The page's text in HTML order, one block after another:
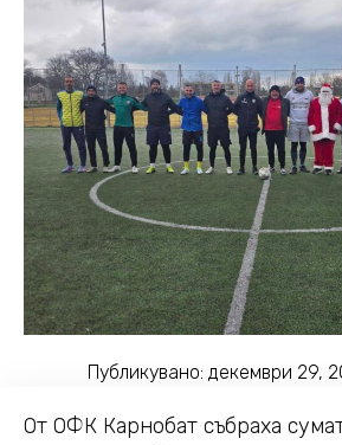
Публикувано: декември 29,
От ОФК Карнобат събраха